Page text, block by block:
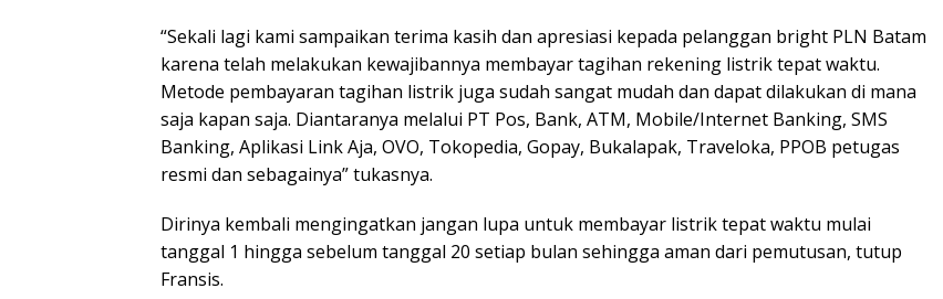
“Sekali lagi kami sampaikan terima kasih dan apresiasi kepada pelanggan bright PLN Batam
karena telah melakukan kewajibannya membayar tagihan rekening listrik tepat waktu.
Metode pembayaran tagihan listrik juga sudah sangat mudah dan dapat dilakukan di mana
saja kapan saja. Diantaranya melalui PT Pos, Bank, ATM, Mobile/Internet Banking, SMS
Banking, Aplikasi Link Aja, OVO, Tokopedia, Gopay, Bukalapak, Traveloka, PPOB petugas
resmi dan sebagainya” tukasnya.
Dirinya kembali mengingatkan jangan lupa untuk membayar listrik tepat waktu mulai
tanggal 1 hingga sebelum tanggal 20 setiap bulan sehingga aman dari pemutusan, tutup
Fransis.